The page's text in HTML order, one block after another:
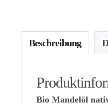
Beschreibung
Bio Mandelöl